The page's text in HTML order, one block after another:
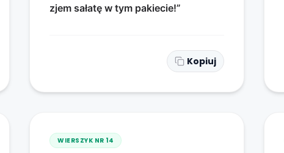
zjem sałatę w tym pakiecie!”
Kopiuj
WIERSZYK NR 14